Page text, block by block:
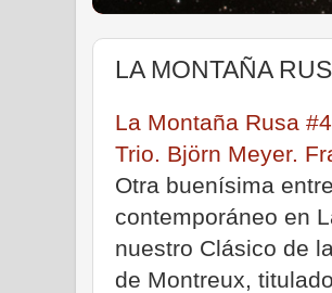
LA MONTAÑA
La Montaña Rusa
Trio. Björn Meyer.
Otra buenísima
contemporáneo en
nuestro Clásico de
de Montreux,